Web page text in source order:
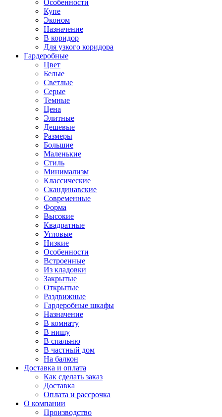
Особенности
Купе
Эконом
Назначение
В коридор
Для узкого коридора
Гардеробные
Цвет
Белые
Светлые
Серые
Темные
Цена
Элитные
Дешевые
Размеры
Большие
Маленькие
Стиль
Минимализм
Классические
Скандинавские
Современные
Форма
Высокие
Квадратные
Угловые
Низкие
Особенности
Встроенные
Из кладовки
Закрытые
Открытые
Раздвижные
Гардеробные шкафы
Назначение
В комнату
В нишу
В спальню
В частный дом
На балкон
Доставка и оплата
Как сделать заказ
Доставка
Оплата и рассрочка
О компании
Производство